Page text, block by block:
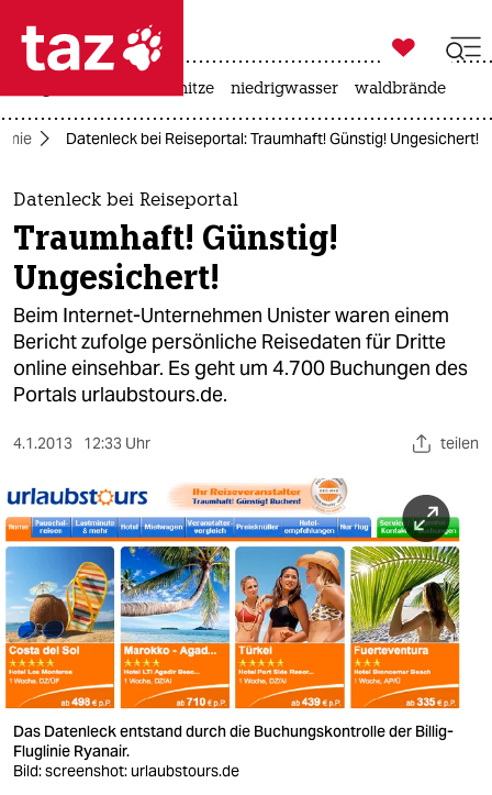
 taz zahl ich
taz zahl ich
themen
politik
öko
gesellschaft
kultur
sport
berlin
nord
wahrheit
verlag
verlag
veranstaltungen
shop

taz zahl ich
hitze niedrigwasser waldbrände
Datenleck bei Reiseportal: Traumhaft! Günstig! Ungesichert!
Datenleck bei Reiseportal
Traumhaft! Günstig!
Ungesichert!
Beim Internet-Unternehmen Unister waren einem
Bericht zufolge persönliche Reisedaten für Dritte
online einsehbar. Es geht um 4.700 Buchungen des
Portals urlaubstours.de.
4.1.2013 12:33 Uhr teilen
Das Datenleck entstand durch die Buchungskontrolle der Billig-
Fluglinie Ryanair.
Bild: screenshot: urlaubstours.de